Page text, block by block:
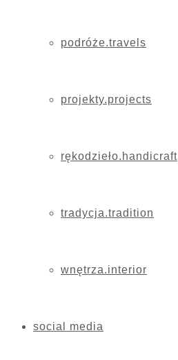
podróże.travels
projekty.projects
rękodzieło.handicraft
tradycja.tradition
wnętrza.interior
social media